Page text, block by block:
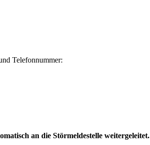
Telefonnummer:
an die Störmeldestelle weitergeleitet.